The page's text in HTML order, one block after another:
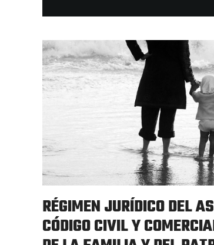
RÉGIMEN JURÍDICO DEL
CÓDIGO CIVIL Y